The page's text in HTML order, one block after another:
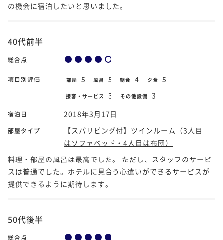
の機会に宿泊したいと思いました。
40代前半
総合点
項目別評価 部屋 5 風呂 5 朝食 4 夕食 5
接客・サービス 3 その他設備 3
宿泊日 2018年3月17日
部屋タイプ
【スパリビング付】ツインルーム（3人目
はソファベッド・4人目は布団）
料理・部屋の風呂は最高でした。 ただし、スタッフのサービ
スは普通でした。ホテルに見合う心遣いができるサービスが
提供できるように期待します。
50代後半
総合点